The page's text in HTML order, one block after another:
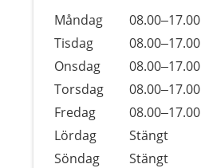
Dag
Öppettider
Kommentarer
Måndag
08.00–17.00
Tisdag
08.00–17.00
Onsdag
08.00–17.00
Torsdag
08.00–17.00
Fredag
08.00–17.00
Lördag
Stängt
Söndag
Stängt